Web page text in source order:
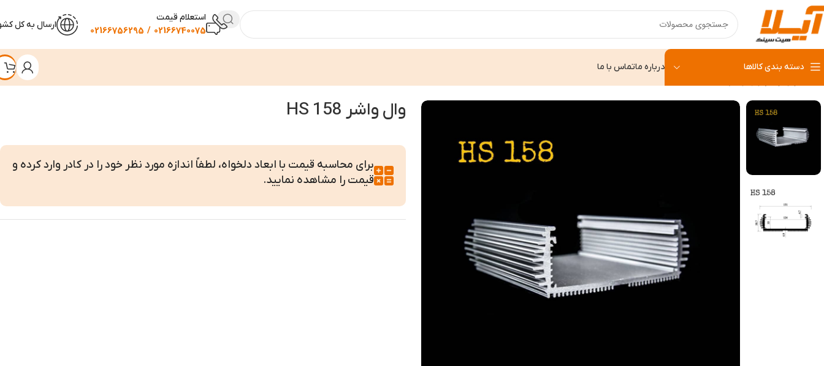
استعلام قیمت
02166740075 / 02166756295 ارسال به کل
دسته بندی کالاها درباره ماتماس با ما
وال واشر HS 158
برای محاسبه قیمت با ابعاد دلخواه، لطفاً اندازه مورد نظر خود را در کادر وارد کرده و
قیمت را مشاهده نمایید.